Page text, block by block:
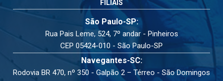
FILIAIS
São Paulo-SP:
Rua Pais Leme, 524, 7º andar - Pinheiros
CEP 05424-010 - São Paulo-SP
Navegantes-SC:
Rodovia BR 470, nº 350 - Galpão 2 – Térreo - São Domingos